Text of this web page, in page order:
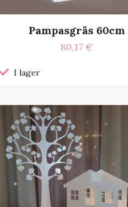
Pampasgräs 60cm
80,17 €
I lager